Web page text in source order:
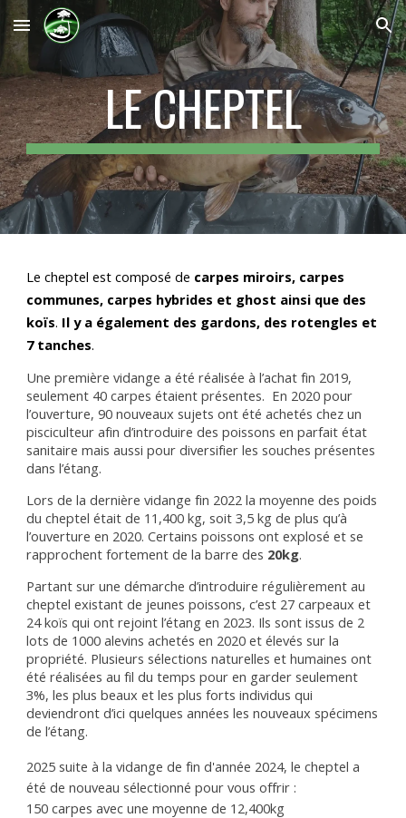
Skip to main content Skip to navigation
LE CHEPTEL
Le cheptel est composé de carpes miroirs, carpes
communes, carpes hybrides et ghost ainsi que des
koïs. Il y a également des gardons, des rotengles et
7 tanches.
Une première vidange a été réalisée à l’achat fin 2019,
seulement 40 carpes étaient présentes. En 2020 pour
l’ouverture, 90 nouveaux sujets ont été achetés chez un
pisciculteur afin d’introduire des poissons en parfait état
sanitaire mais aussi pour diversifier les souches présentes
dans l’étang.
Lors de la dernière vidange fin 2022 la moyenne des poids
du cheptel était de 11,400 kg, soit 3,5 kg de plus qu’à
l’ouverture en 2020. Certains poissons ont explosé et se
rapprochent fortement de la barre des 20kg.
Partant sur une démarche d’introduire régulièrement au
cheptel existant de jeunes poissons, c’est 27 carpeaux et
24 koïs qui ont rejoint l’étang en 2023. Ils sont issus de 2
lots de 1000 alevins achetés en 2020 et élevés sur la
propriété. Plusieurs sélections naturelles et humaines ont
été réalisées au fil du temps pour en garder seulement
3%, les plus beaux et les plus forts individus qui
deviendront d’ici quelques années les nouveaux spécimens
de l’étang.
2025 suite à la vidange de fin d'année 2024, le cheptel a
été de nouveau sélectionné pour vous offrir :
150 carpes avec une moyenne de 12,400kg